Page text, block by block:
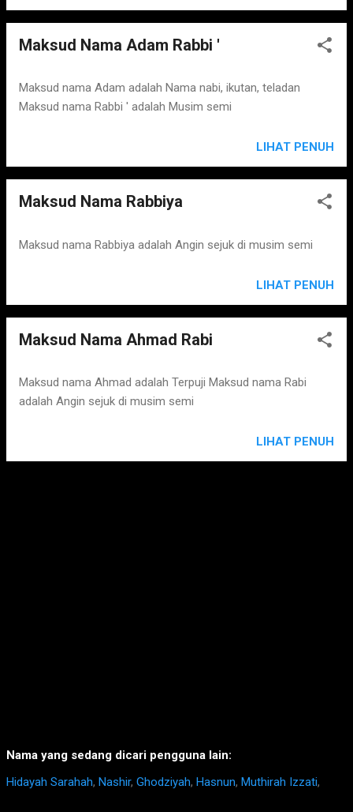
Maksud Nama Adam Rabbi '
Maksud nama Adam adalah Nama nabi, ikutan, teladan
Maksud nama Rabbi ' adalah Musim semi
LIHAT PENUH
Maksud Nama Rabbiya
Maksud nama Rabbiya adalah Angin sejuk di musim semi
LIHAT PENUH
Maksud Nama Ahmad Rabi
Maksud nama Ahmad adalah Terpuji Maksud nama Rabi
adalah Angin sejuk di musim semi
LIHAT PENUH
Nama yang sedang dicari pengguna lain:
Hidayah Sarahah, Nashir, Ghodziyah, Hasnun, Muthirah Izzati,